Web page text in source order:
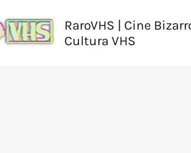
RaroVHS | Cine
Cultura VHS